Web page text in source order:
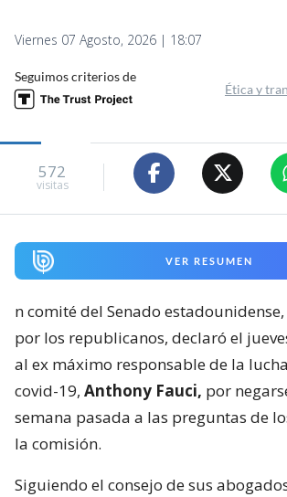
Viernes 07 Agosto, 2026 | 18:07
Seguimos criterios de
Ética y
572
visitas
VER RESUMEN
n comité del Senado
por los republicanos, declaró el
al ex máximo responsable de la
covid-19, Anthony Fauci, por
semana pasada a las preguntas de
la comisión.
Siguiendo el consejo de sus